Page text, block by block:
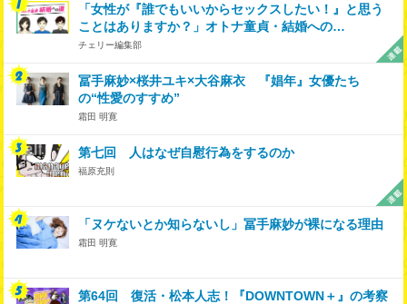
「女性が『誰でもいいからセックスしたい！』と思う
ことはありますか？」オトナ童貞・結婚への…
チェリー編集部
冨手麻妙×桜井ユキ×大谷麻衣 『娼年』女優たち
の“性愛のすすめ”
霜田 明寛
第七回 人はなぜ自慰行為をするのか
福原充則
「ヌケないとか知らないし」冨手麻妙が裸になる理由
霜田 明寛
第64回 復活・松本人志！『DOWNTOWN＋』の考察